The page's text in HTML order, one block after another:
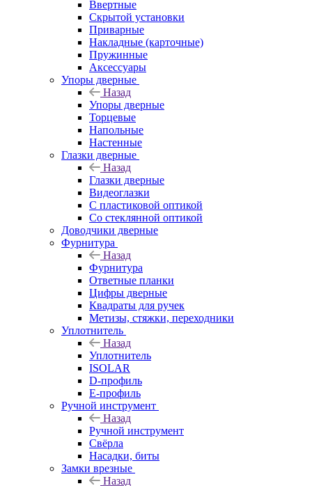
Ввертные
Скрытой установки
Приварные
Накладные (карточные)
Пружинные
Аксессуары
Упоры дверные
Назад
Упоры дверные
Торцевые
Напольные
Настенные
Глазки дверные
Назад
Глазки дверные
Видеоглазки
С пластиковой оптикой
Со стеклянной оптикой
Доводчики дверные
Фурнитура
Назад
Фурнитура
Ответные планки
Цифры дверные
Квадраты для ручек
Метизы, стяжки, переходники
Уплотнитель
Назад
Уплотнитель
ISOLAR
D-профиль
Е-профиль
Ручной инструмент
Назад
Ручной инструмент
Свёрла
Насадки, биты
Замки врезные
Назад